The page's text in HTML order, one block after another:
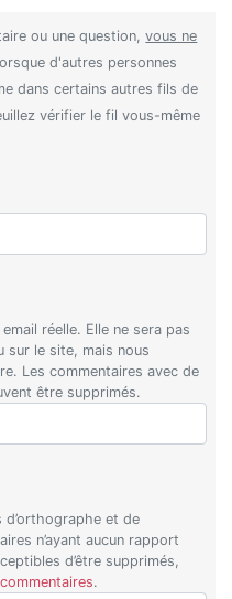
ou une question,vous ne
d'autres personnes
dans certains autres fils de
vérifier le fil vous-même
réelle. Elle ne sera pas
sur le site, mais nous
Les commentaires avec de
être supprimés.
et de
n’ayant aucun rapport
d’être supprimés,
.